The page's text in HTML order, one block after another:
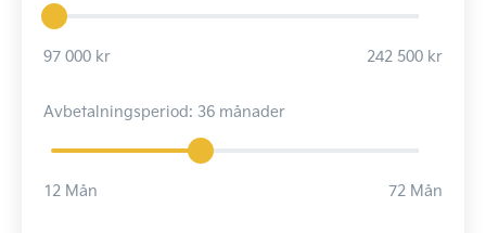
97 000 kr 242 500 kr
Avbetalningsperiod: 36 månader
12 Mån 72 Mån